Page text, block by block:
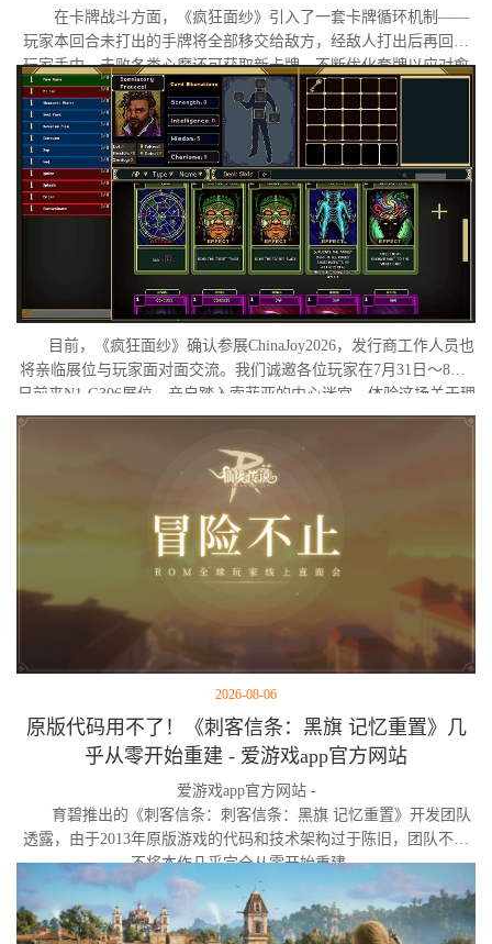
在卡牌战斗方面，《疯狂面纱》引入了一套卡牌循环机制——
玩家本回合未打出的手牌将全部移交给敌方，经敌人打出后再回归
玩家手中。击败各类心魔还可获取新卡牌，不断优化套牌以应对愈
发扭曲的梦境敌人。在视觉呈现上，游戏采用独特的复古像素画
风，刻意保留低分辨率下模糊失真的质感，营造出兼具复古感与精
神错位感的氛围体验。
目前，《疯狂面纱》确认参展ChinaJoy2026，发行商工作人员也
将亲临展位与玩家面对面交流。我们诚邀各位玩家在7月31日～8月2
日前来N1-G306展位，亲自踏入索菲亚的内心迷宫，体验这场关于理
智与疯狂的独特旅程。
2026-08-06
原版代码用不了！《刺客信条：黑旗 记忆重置》几
乎从零开始重建 - 爱游戏app官方网站
爱游戏app官方网站 -
育碧推出的《刺客信条：刺客信条：黑旗 记忆重置》开发团队
透露，由于2013年原版游戏的代码和技术架构过于陈旧，团队不得
不将本作几乎完全从零开始重建。